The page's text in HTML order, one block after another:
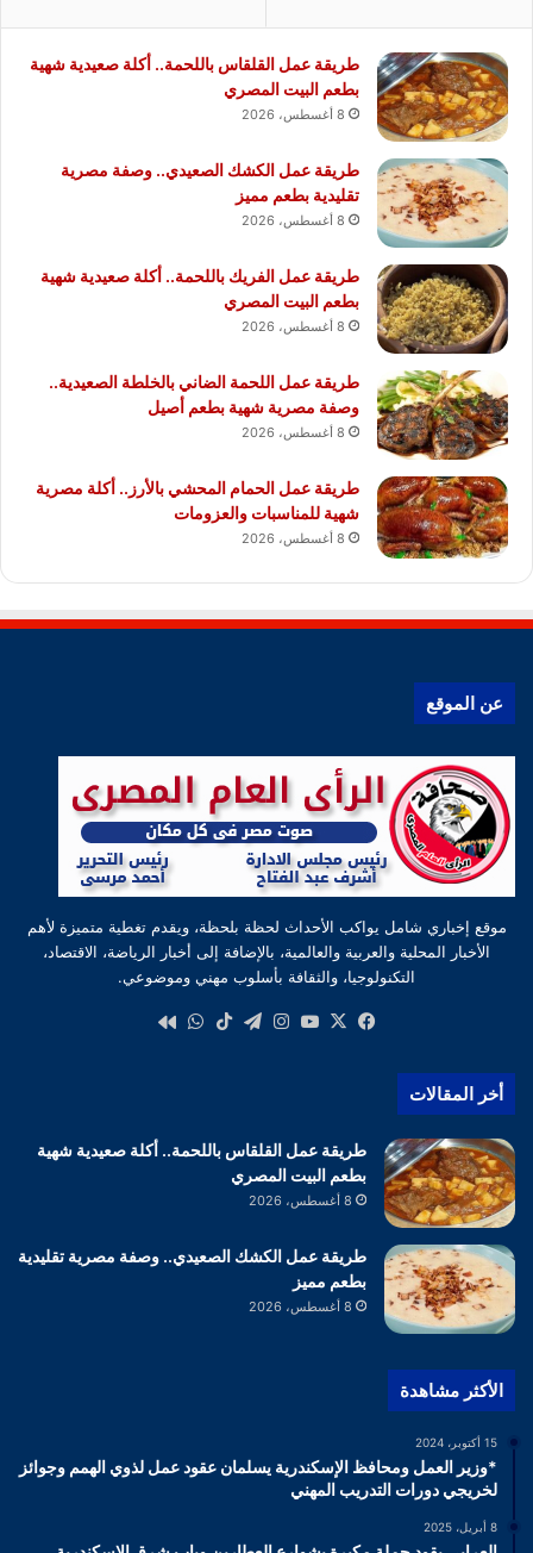
طريقة عمل القلقاس باللحمة.. أكلة صعيدية شهية
بطعم البيت المصري
8 أغسطس، 2026
طريقة عمل الكشك الصعيدي.. وصفة مصرية
تقليدية بطعم مميز
8 أغسطس، 2026
طريقة عمل الفريك باللحمة.. أكلة صعيدية شهية
بطعم البيت المصري
8 أغسطس، 2026
طريقة عمل اللحمة الضاني بالخلطة الصعيدية..
وصفة مصرية شهية بطعم أصيل
8 أغسطس، 2026
طريقة عمل الحمام المحشي بالأرز.. أكلة مصرية
شهية للمناسبات والعزومات
8 أغسطس، 2026
عن الموقع
موقع إخباري شامل يواكب الأحداث لحظة بلحظة، ويقدم تغطية متميزة لأهم
الأخبار المحلية والعربية والعالمية، بالإضافة إلى أخبار الرياضة، الاقتصاد،
التكنولوجيا، والثقافة بأسلوب مهني وموضوعي.
فيسبوك
‫X
‫YouTube
انستقرام
تيلقرام‫TikTokواتساب
أخر المقالات
طريقة عمل القلقاس باللحمة.. أكلة صعيدية شهية
بطعم البيت المصري
8 أغسطس، 2026
طريقة عمل الكشك الصعيدي.. وصفة مصرية تقليدية
بطعم مميز
8 أغسطس، 2026
الأكثر مشاهدة
15 أكتوبر، 2024
*وزير العمل ومحافظ الإسكندرية يسلمان عقود عمل لذوي الهمم وجوائز
لخريجي دورات التدريب المهني
8 أبريل، 2025